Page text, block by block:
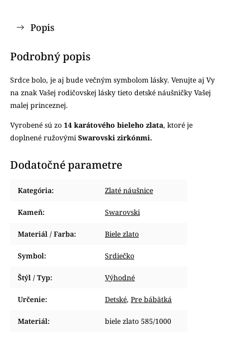
Popis
Podrobný popis
Srdce bolo, je aj bude večným symbolom lásky. Venujte aj Vy
na znak Vašej rodičovskej lásky tieto detské náušničky Vašej
malej princeznej.
Vyrobené sú zo 14 karátového bieleho zlata, ktoré je
doplnené ružovýmiSwarovski zirkónmi.
Dodatočné parametre
Kategória: Zlaté náušnice
Kameň: Swarovski
Materiál / Farba: Biele zlato
Symbol: Srdiečko
Štýl / Typ: Výhodné
Určenie: Detské, Pre bábätká
Materiál: biele zlato 585/1000